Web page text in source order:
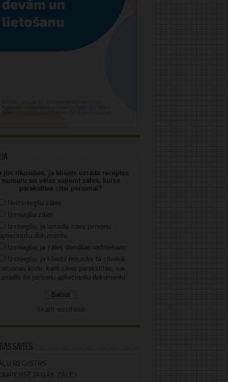
jūs rīkosities, ja klients uzrāda receptes
numuru un vēlas saņemt zāles, kuras
parakstītas citai personai?
Neizsniegšu zāles.
Izsniegšu zāles.
Izsniegšu, ja uzrādīs savu personu
dokumentu.
Izsniegšu, ja zāles domātas radiniekam.
Izsniegšu, ja klients nosauks tā cilvēka
kodu, kam zāles parakstītas, vai
šo personu apliecinošu dokumentu.
Skatīt rezultātus
saites
REĢISTRS
ZĀLES